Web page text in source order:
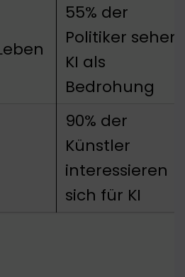
55% der
Politiker sehen
KI als
Bedrohung
90% der
Künstler
interessieren
sich für KI